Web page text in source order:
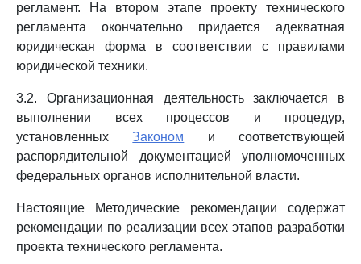
регламент. На втором этапе проекту технического
регламента окончательно придается адекватная
юридическая форма в соответствии с правилами
юридической техники.
3.2. Организационная деятельность заключается в
выполнении всех процессов и процедур,
установленныхЗаконом и соответствующей
распорядительной документацией уполномоченных
федеральных органов исполнительной власти.
Настоящие Методические рекомендации содержат
рекомендации по реализации всех этапов разработки
проекта технического регламента.